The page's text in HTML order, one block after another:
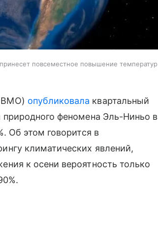
повсеместное повышение температур
опубликовала квартальный
природного феномена Эль-Ниньо в
Об этом говорится в
климатических явлений,
к осени вероятность только